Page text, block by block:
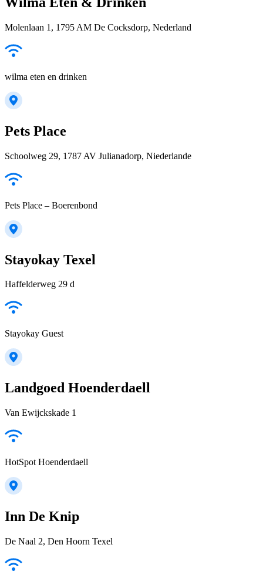
Molenlaan 1, 1795 AM De Cocksdorp, Nederland
wilma eten en drinken
Pets Place
Schoolweg 29, 1787 AV Julianadorp, Niederlande
Pets Place – Boerenbond
Stayokay Texel
Haffelderweg 29 d
Stayokay Guest
Landgoed Hoenderdaell
Van Ewijckskade 1
HotSpot Hoenderdaell
Inn De Knip
De Naal 2, Den Hoorn Texel